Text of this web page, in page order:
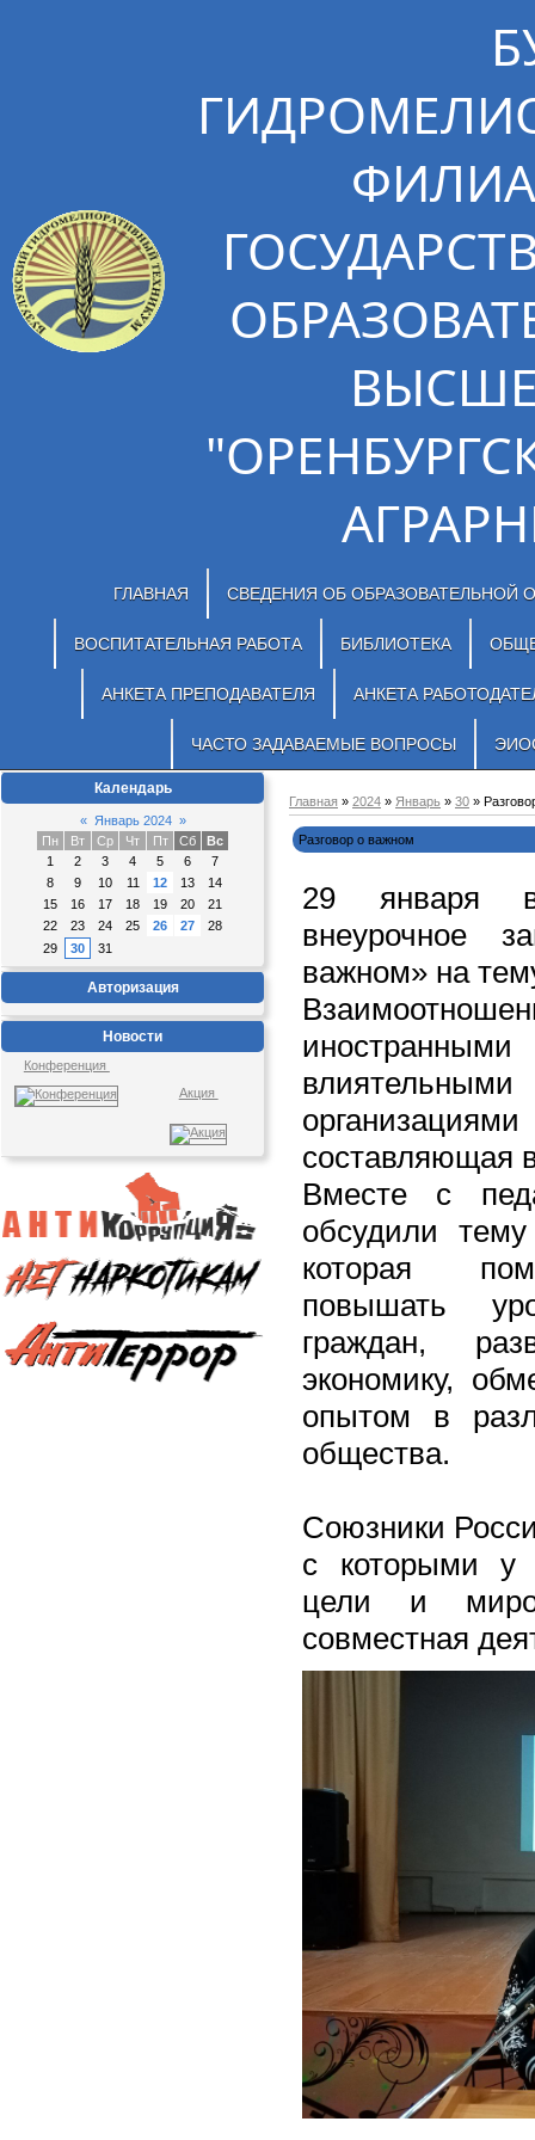
ГЛАВНАЯ СВЕДЕНИЯ ОБ ОБРАЗОВАТЕЛЬНОЙ
ВОСПИТАТЕЛЬНАЯ РАБОТА БИБЛИОТЕКА
АНКЕТА ПРЕПОДАВАТЕЛЯ АНКЕТА
ЧАСТО ЗАДАВАЕМЫЕ ВОПРОСЫ
Календарь
« Январь 2024 »
Пн
Вт Ср Чт Пт Сб
Вс
1
2 3 4 5 6
7
8
9 10 11 12 13
14
15
16 17 18 19 20
21
22
23 24 25 26 27
28
29
30 31
Авторизация
Новости
Конференция
Акция
Главная » 2024 » Январь » 30 »
Разговор о важном
29 января
внеурочное
важном» на
составляющая
Вместе с
обсудили
которая
повышать
граждан,
экономику,
опытом в
общества.
Союзники
с которыми у
цели и
совместная